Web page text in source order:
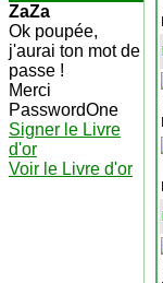
ZaZa
Ok poupée,
j'aurai ton mot de
passe !
Merci
PasswordOne
Signer le Livre
d'or
Voir le Livre d'or